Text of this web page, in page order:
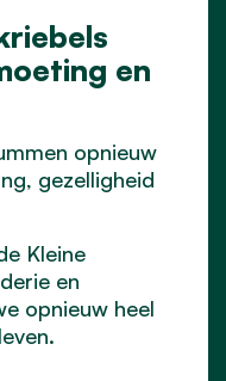
en
opnieuw
gezelligheid
Kleine
en
opnieuw heel